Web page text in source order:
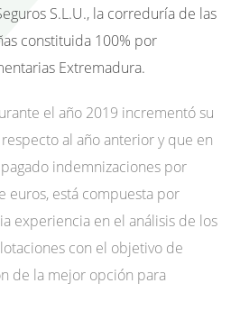
S.L.U., la correduría de las
constituida 100% por
Extremadura.
el año 2019 incrementó su
al año anterior y que en
indemnizaciones por
euros, está compuesta por
experiencia en el análisis de los
con el objetivo de
de la mejor opción para